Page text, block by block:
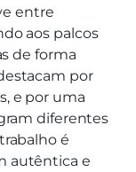
entre
aos palcos
de forma
por
e por uma
diferentes
é
autêntica e